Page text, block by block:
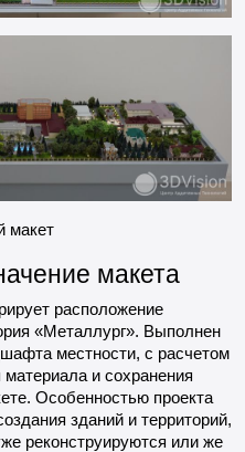
макет
макета
расположение
«Металлург». Выполнен
местности, с расчетом
и сохранения
Особенностью проекта
зданий и территорий,
реконструируются или же